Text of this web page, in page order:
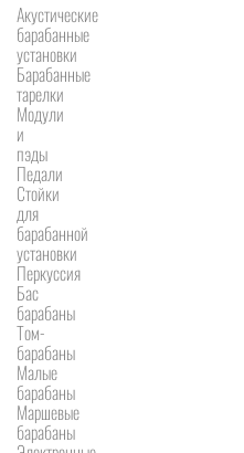
Акустические
барабанные
установки
Барабанные
тарелки
Модули
и
пэды
Педали
Стойки
для
барабанной
установки
Перкуссия
Бас
барабаны
Том-
барабаны
Малые
барабаны
Маршевые
барабаны